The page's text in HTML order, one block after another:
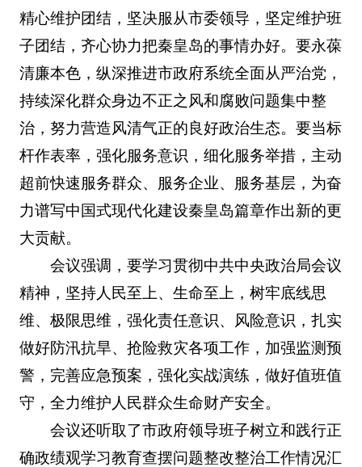
精心维护团结，坚决服从市委领导，坚定维护班
子团结，齐心协力把秦皇岛的事情办好。要永葆
清廉本色，纵深推进市政府系统全面从严治党，
持续深化群众身边不正之风和腐败问题集中整
治，努力营造风清气正的良好政治生态。要当标
杆作表率，强化服务意识，细化服务举措，主动
超前快速服务群众、服务企业、服务基层，为奋
力谱写中国式现代化建设秦皇岛篇章作出新的更
大贡献。
会议强调，要学习贯彻中共中央政治局会议
精神，坚持人民至上、生命至上，树牢底线思
维、极限思维，强化责任意识、风险意识，扎实
做好防汛抗旱、抢险救灾各项工作，加强监测预
警，完善应急预案，强化实战演练，做好值班值
守，全力维护人民群众生命财产安全。
会议还听取了市政府领导班子树立和践行正
确政绩观学习教育查摆问题整改整治工作情况汇